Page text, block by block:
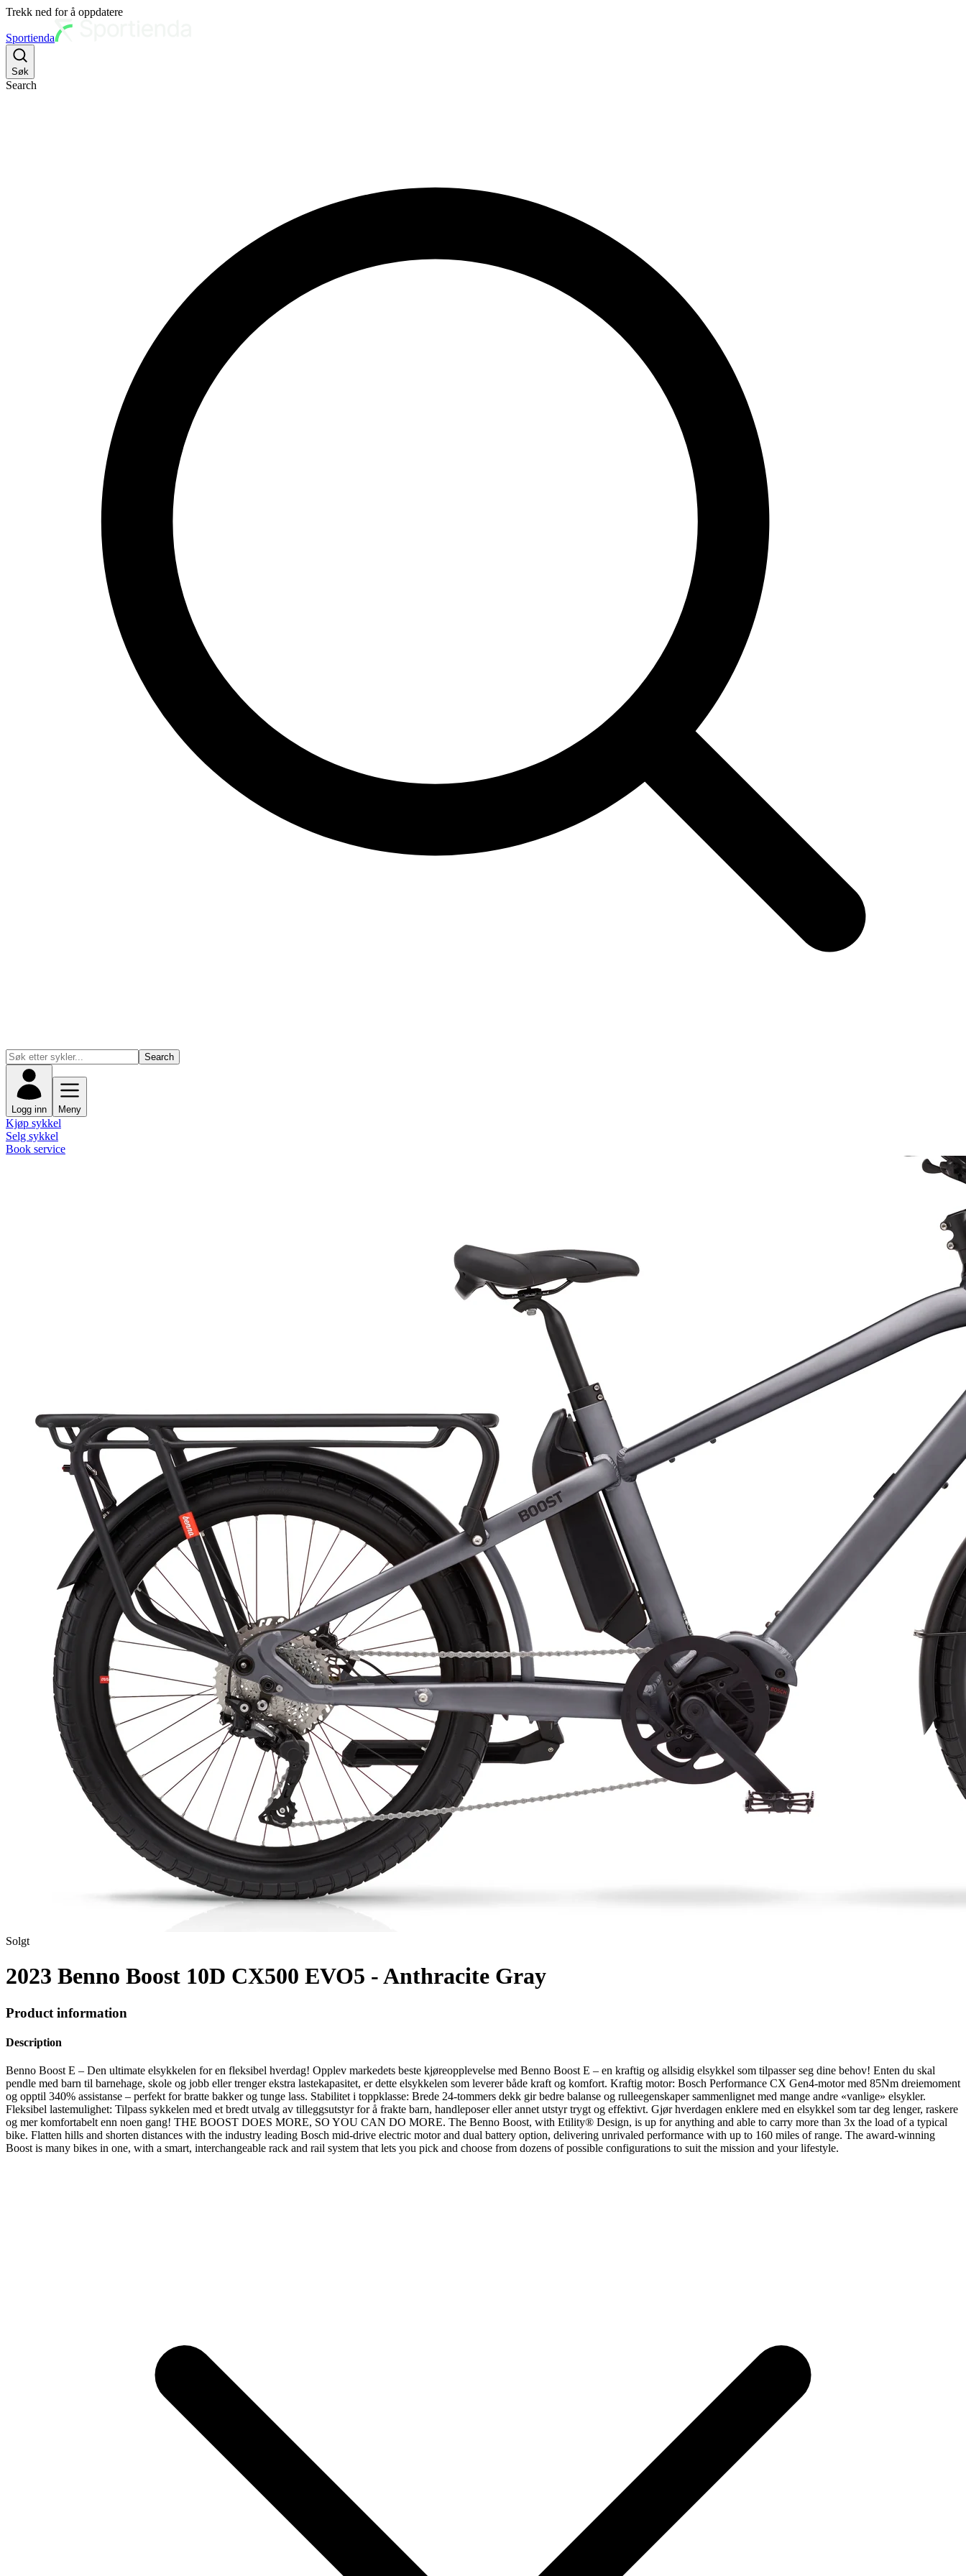
Trekk ned for å oppdatere
Sportienda
Søk
Search
Search
Logg inn Meny
Kjøp sykkel
Selg sykkel
Book service
Solgt
2023 Benno Boost 10D CX500 EVO5 - Anthracite Gray
Product information
Description
Benno Boost E – Den ultimate elsykkelen for en fleksibel hverdag! Opplev markedets beste kjøreopplevelse med Benno Boost E – en kraftig og allsidig elsykkel som tilpasser seg dine behov! Enten du skal
pendle med barn til barnehage, skole og jobb eller trenger ekstra lastekapasitet, er dette elsykkelen som leverer både kraft og komfort. Kraftig motor: Bosch Performance CX Gen4-motor med 85Nm dreiemoment
og opptil 340% assistanse – perfekt for bratte bakker og tunge lass. Stabilitet i toppklasse: Brede 24-tommers dekk gir bedre balanse og rulleegenskaper sammenlignet med mange andre «vanlige» elsykler.
Fleksibel lastemulighet: Tilpass sykkelen med et bredt utvalg av tilleggsutstyr for å frakte barn, handleposer eller annet utstyr trygt og effektivt. Gjør hverdagen enklere med en elsykkel som tar deg lenger, raskere
og mer komfortabelt enn noen gang! THE BOOST DOES MORE, SO YOU CAN DO MORE. The Benno Boost, with Etility® Design, is up for anything and able to carry more than 3x the load of a typical
bike. Flatten hills and shorten distances with the industry leading Bosch mid-drive electric motor and dual battery option, delivering unrivaled performance with up to 160 miles of range. The award-winning
Boost is many bikes in one, with a smart, interchangeable rack and rail system that lets you pick and choose from dozens of possible configurations to suit the mission and your lifestyle.